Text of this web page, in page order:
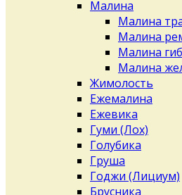
Малина
Малина
Малина
Малина
Малина
Жимолость
Ежемалина
Ежевика
Гуми (Лох)
Голубика
Груша
Годжи (Лициум)
Брусника